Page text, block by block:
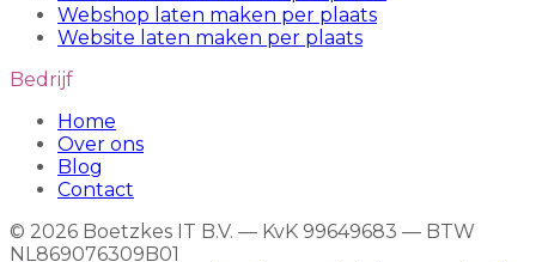
Webshop laten maken per plaats
Website laten maken per plaats
Bedrijf
Home
Over ons
Blog
Contact
© 2026 Boetzkes IT B.V. — KvK 99649683 — BTW
NL869076309B01